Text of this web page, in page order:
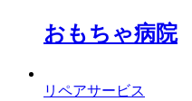
おもちゃ病院
リペアサービス